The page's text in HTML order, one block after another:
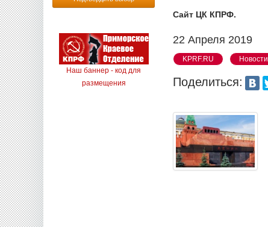
Наш баннер - код для
размещения
Сайт ЦК КПРФ.
22 Апреля 2019
KPRF.RU Новости
Поделиться: